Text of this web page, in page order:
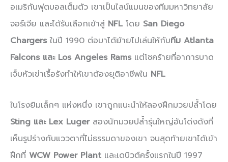
อเมริกันฟุตบอลเต็มตัว เขาเป็นไลน์แมนของทีมมหาวิทยาลัย
จอร์เจีย และได้รับเลือกเข้าสู่ NFL โดย San Diego
Chargersในปี 1990 ต่อมาได้ย้ายไปเล่นให้กับทีม Atlanta
Falcons และ Los Angeles Ramsแต่โชคร้ายที่อาการบาด
เจ็บหัวเข่าเรื้อรังทำให้เขาต้องยุติอาชีพใน NFL
ในโรงยิมเล็กๆ แห่งหนึ่ง เขาถูกแนะนำให้ลองฝึกมวยปล้ำโดย
Sting และ Lex Lugerสองนักมวยปล้ำรุ่นใหญ่อันโด่งดังที่
เห็นรูปร่างกับแววตาที่ไม่ธรรมดาของเขา จนสุดท้ายเขาได้เข้า
ฝึกที่ WCW Power Plant และเดบิวต์ครั้งแรกในปี 1997